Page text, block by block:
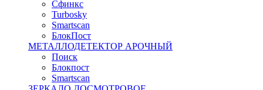
Сфинкс
Turbosky
Smartscan
БлокПост
МЕТАЛЛОДЕТЕКТОР АРОЧНЫЙ
Поиск
Блокпост
Smartscan